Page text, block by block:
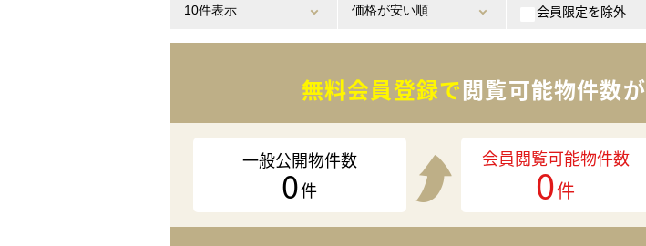
会員限定を除外
無料会員登録で閲覧可能物件数が
一般公開物件数
0件
会員閲覧可能物件数
0件